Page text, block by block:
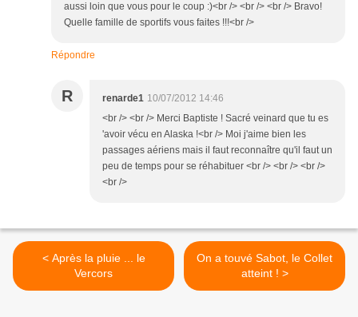
aussi loin que vous pour le coup :)<br /> <br /> <br /> Bravo!
Quelle famille de sportifs vous faites !!!<br />
Répondre
R renarde1 10/07/2012 14:46
<br /> <br /> Merci Baptiste ! Sacré veinard que tu es
'avoir vécu en Alaska !<br /> Moi j'aime bien les
passages aériens mais il faut reconnaître qu'il faut un
peu de temps pour se réhabituer <br /> <br /> <br />
<br />
< Après la pluie ... le
Vercors
On a touvé Sabot, le Collet
atteint ! >